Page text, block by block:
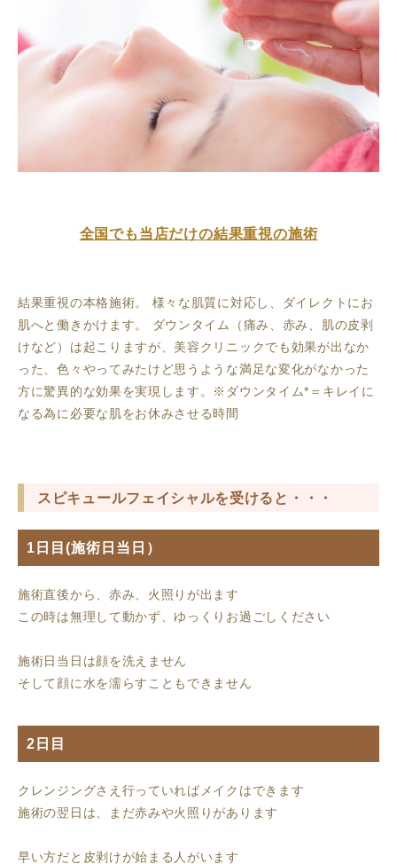
全国でも当店だけの結果重視の施術
結果重視の本格施術。 様々な肌質に対応し、ダイレクトにお
肌へと働きかけます。 ダウンタイム（痛み、赤み、肌の皮剥
けなど）は起こりますが、美容クリニックでも効果が出なか
った、色々やってみたけど思うような満足な変化がなかった
方に驚異的な効果を実現します。※ダウンタイム*＝キレイに
なる為に必要な肌をお休みさせる時間
スピキュールフェイシャルを受けると・・・
1日目(施術日当日）
施術直後から、赤み、火照りが出ます
この時は無理して動かず、ゆっくりお過ごしください
施術日当日は顔を洗えません
そして顔に水を濡らすこともできません
2日目
クレンジングさえ行っていればメイクはできます
施術の翌日は、まだ赤みや火照りがあります
早い方だと皮剥けが始まる人がいます